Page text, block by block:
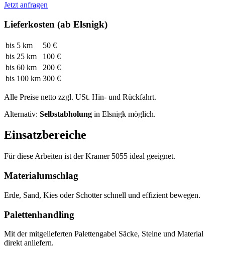
Jetzt anfragen
Lieferkosten (ab Elsnigk)
bis 5 km
50 €
bis 25 km
100 €
bis 60 km
200 €
bis 100 km 300 €
Alle Preise netto zzgl. USt. Hin- und Rückfahrt.
Alternativ: Selbstabholung in Elsnigk möglich.
Einsatzbereiche
Für diese Arbeiten ist der Kramer 5055 ideal geeignet.
Materialumschlag
Erde, Sand, Kies oder Schotter schnell und effizient bewegen.
Palettenhandling
Mit der mitgelieferten Palettengabel Säcke, Steine und Material
direkt anliefern.